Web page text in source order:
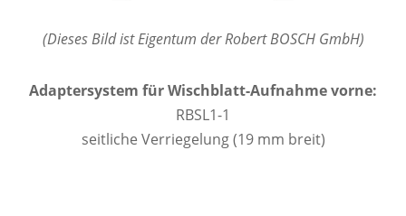
(Dieses Bild ist Eigentum der Robert BOSCH GmbH)
Adaptersystem für Wischblatt-Aufnahme vorne:
RBSL1-1
seitliche Verriegelung (19 mm breit)